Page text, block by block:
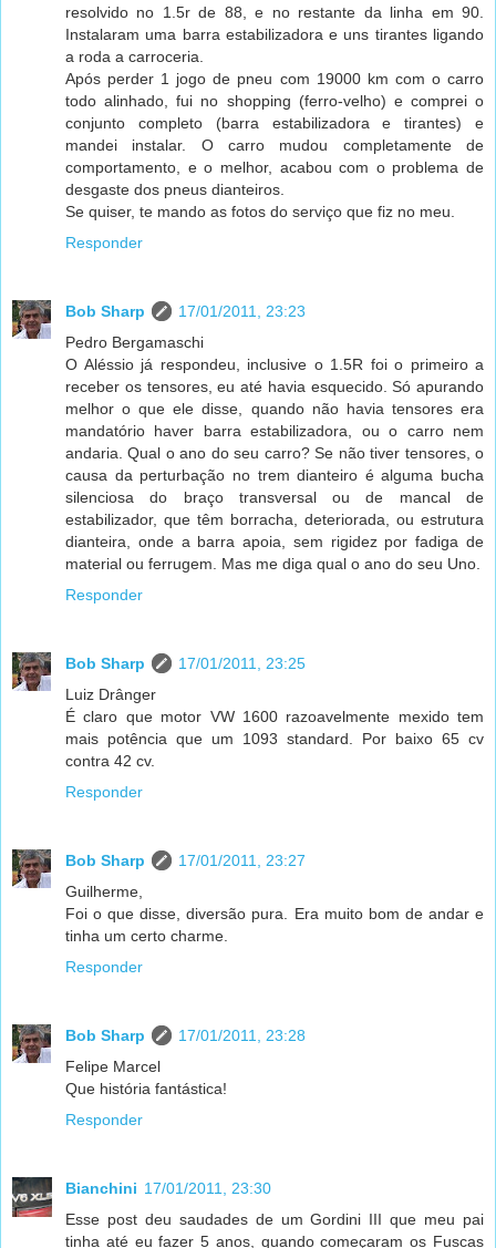
resolvido no 1.5r de 88, e no restante da linha em 90.
Instalaram uma barra estabilizadora e uns tirantes ligando
a roda a carroceria.
Após perder 1 jogo de pneu com 19000 km com o carro
todo alinhado, fui no shopping (ferro-velho) e comprei o
conjunto completo (barra estabilizadora e tirantes) e
mandei instalar. O carro mudou completamente de
comportamento, e o melhor, acabou com o problema de
desgaste dos pneus dianteiros.
Se quiser, te mando as fotos do serviço que fiz no meu.
Responder
Bob Sharp
17/01/2011, 23:23
Pedro Bergamaschi
O Aléssio já respondeu, inclusive o 1.5R foi o primeiro a
receber os tensores, eu até havia esquecido. Só apurando
melhor o que ele disse, quando não havia tensores era
mandatório haver barra estabilizadora, ou o carro nem
andaria. Qual o ano do seu carro? Se não tiver tensores, o
causa da perturbação no trem dianteiro é alguma bucha
silenciosa do braço transversal ou de mancal de
estabilizador, que têm borracha, deteriorada, ou estrutura
dianteira, onde a barra apoia, sem rigidez por fadiga de
material ou ferrugem. Mas me diga qual o ano do seu Uno.
Responder
Bob Sharp
17/01/2011, 23:25
Luiz Drânger
É claro que motor VW 1600 razoavelmente mexido tem
mais potência que um 1093 standard. Por baixo 65 cv
contra 42 cv.
Responder
Bob Sharp
17/01/2011, 23:27
Guilherme,
Foi o que disse, diversão pura. Era muito bom de andar e
tinha um certo charme.
Responder
Bob Sharp
17/01/2011, 23:28
Felipe Marcel
Que história fantástica!
Responder
Bianchini 17/01/2011, 23:30
Esse post deu saudades de um Gordini III que meu pai
tinha até eu fazer 5 anos, quando começaram os Fuscas